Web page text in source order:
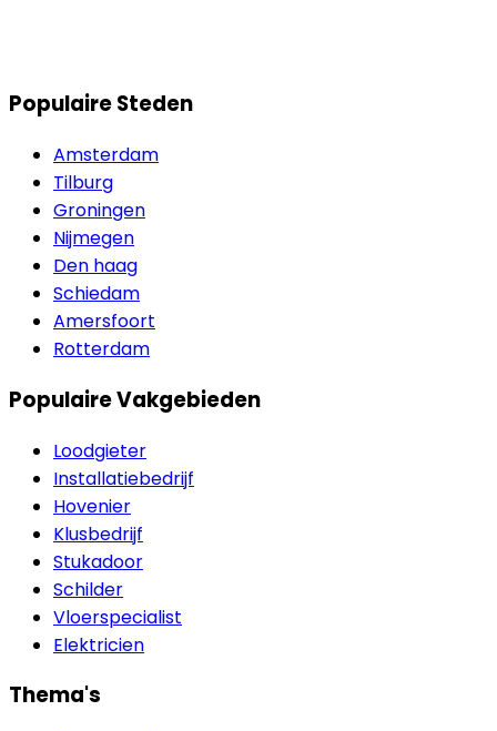
Populaire Steden
Amsterdam
Tilburg
Groningen
Nijmegen
Den haag
Schiedam
Amersfoort
Rotterdam
Populaire Vakgebieden
Loodgieter
Installatiebedrijf
Hovenier
Klusbedrijf
Stukadoor
Schilder
Vloerspecialist
Elektricien
Thema's